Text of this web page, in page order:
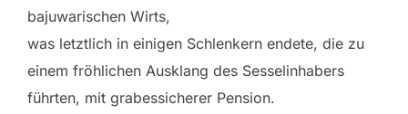
bajuwarischen Wirts,
was letztlich in einigen Schlenkern endete, die zu
einem fröhlichen Ausklang des Sesselinhabers
führten, mit grabessicherer Pension.